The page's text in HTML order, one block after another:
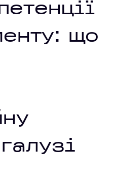
що